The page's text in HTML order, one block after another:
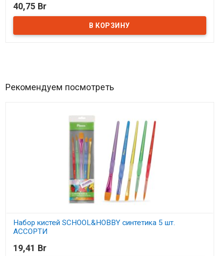
В наличии
40,75 Br
Рекомендуем посмотреть
Набор кистей SCHOOL&HOBBY синтетика 5 шт.
АССОРТИ
В наличии
19,41 Br